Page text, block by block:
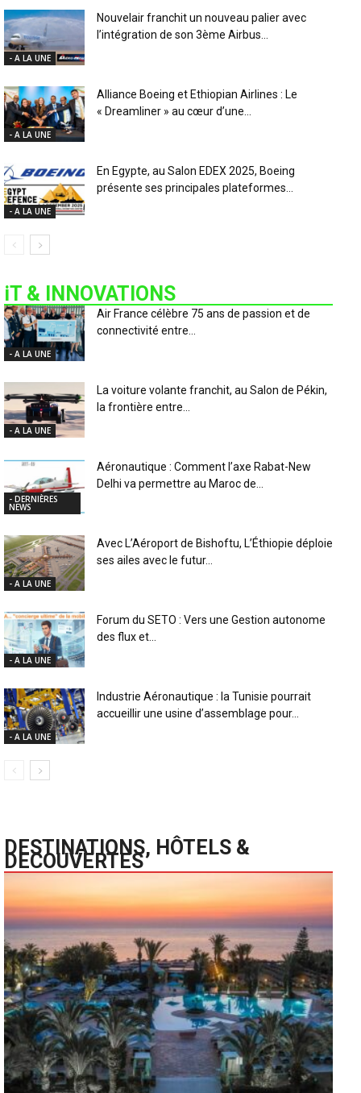
- A LA UNE
Nouvelair franchit un nouveau palier avec
l’intégration de son 3ème Airbus...
- A LA UNE
Alliance Boeing et Ethiopian Airlines : Le
« Dreamliner » au cœur d’une...
- A LA UNE
En Egypte, au Salon EDEX 2025, Boeing
présente ses principales plateformes...
iT & INNOVATIONS
- A LA UNE
Air France célèbre 75 ans de passion et de
connectivité entre...
- A LA UNE
La voiture volante franchit, au Salon de Pékin,
la frontière entre...
- DERNIÈRES
NEWS
Aéronautique : Comment l’axe Rabat-New
Delhi va permettre au Maroc de...
- A LA UNE
Avec L’Aéroport de Bishoftu, L’Éthiopie déploie
ses ailes avec le futur...
- A LA UNE
Forum du SETO : Vers une Gestion autonome
des flux et...
- A LA UNE
Industrie Aéronautique : la Tunisie pourrait
accueillir une usine d’assemblage pour...
DESTINATIONS, HÔTELS &
DECOUVERTES